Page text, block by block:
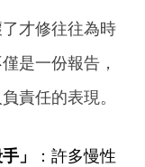
才修往往為時
是一份報告，
責任的表現。
」
：許多慢性